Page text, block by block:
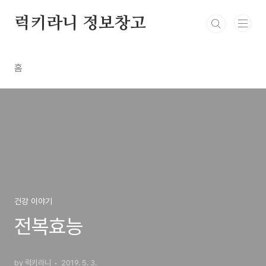
럭키라니 정보창고
홈
건강 이야기
전복효능
by 럭키라니 2019. 5. 3.